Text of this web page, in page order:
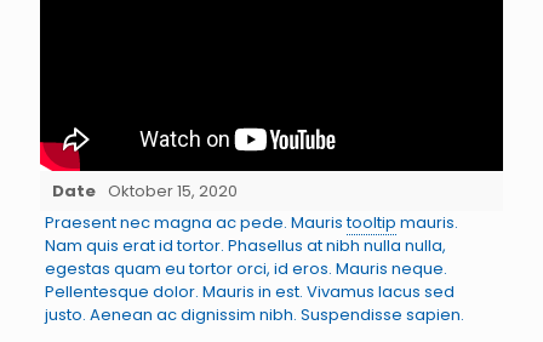
Date Oktober 15, 2020
Praesent nec magna ac pede. Mauristooltip mauris.
Nam quis erat id tortor. Phasellus at nibh nulla nulla,
egestas quam eu tortor orci, id eros. Mauris neque.
Pellentesque dolor. Mauris in est. Vivamus lacus sed
justo. Aenean ac dignissim nibh. Suspendisse sapien.